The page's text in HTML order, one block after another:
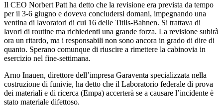
Il CEO Norbert Patt ha detto che la revisione era prevista da tempo
per il 3-6 giugno e doveva concludersi domani, impegnando una
ventina di lavoratori di cui 16 delle Titlis-Bahnen. Si trattava di
lavori di routine ma richiedenti una grande forza. La revisione subirà
ora un ritardo, ma i responsabili non sono ancora in grado di dire di
quanto. Sperano comunque di riuscire a rimettere la cabinovia in
esercizio nel fine-settimana.
Arno Inauen, direttore dell’impresa Garaventa specializzata nella
costruzione di funivie, ha detto che il Laboratorio federale di prova
dei materiali e di ricerca (Empa) accerterà se a causare l’incidente è
stato materiale difettoso.